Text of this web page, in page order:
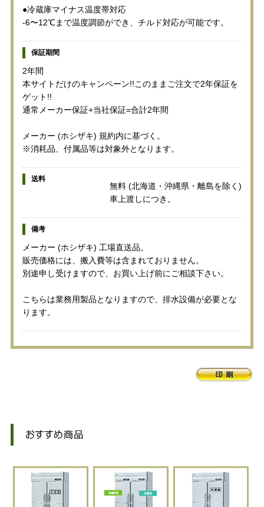
●冷蔵庫マイナス温度帯対応
-6〜12℃まで温度調節ができ、チルド対応が可能です。
保証期間
2年間
本サイトだけのキャンペーン!!このままご注文で2年保証を
ゲット!!
通常メーカー保証+当社保証=合計2年間
メーカー (ホシザキ) 規約内に基づく。
※消耗品、付属品等は対象外となります。
送料
無料 (北海道・沖縄県・離島を除く)
車上渡しにつき。
備考
メーカー (ホシザキ) 工場直送品。
販売価格には、搬入費等は含まれておりません。
別途申し受けますので、お買い上げ前にご相談下さい。
こちらは業務用製品となりますので、排水設備が必要とな
ります。